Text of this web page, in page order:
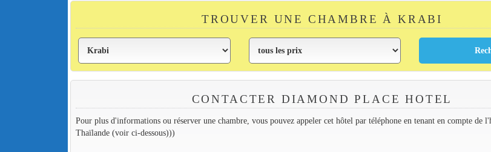
TROUVER UNE CHAMBRE À KRABI
CONTACTER DIAMOND PLACE HOTEL
Pour plus d'informations ou réserver une chambre, vous pouvez appeler cet hôtel par téléphone en tenant en compte de
Thaïlande (voir ci-dessous)))